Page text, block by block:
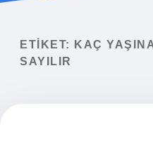
Yasal Uyarı
ETIKET:
KAÇ
SAYILIR